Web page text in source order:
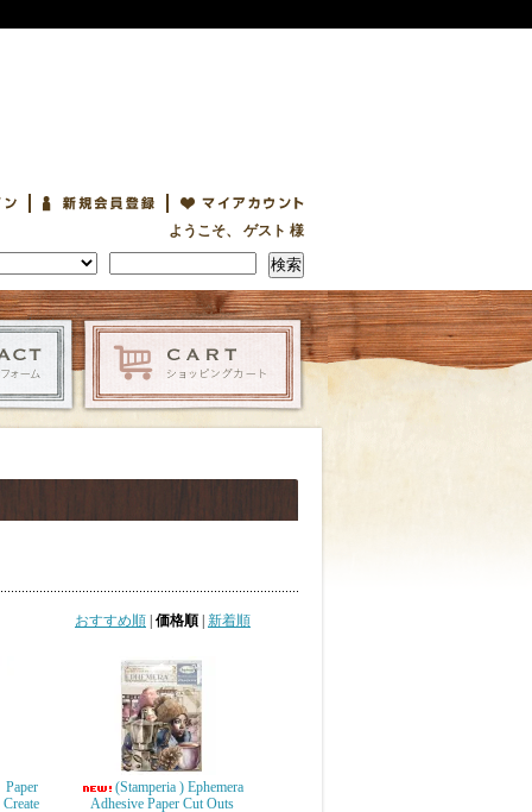
ようこそ、 ゲスト 様
検索
おすすめ順 価格順 新着順
Paper
(Stamperia ) Ephemera
Adhesive Paper Cut Outs